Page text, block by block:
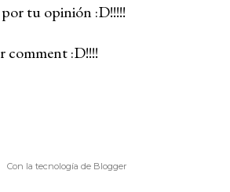
tu opinión :D!!!!!
:D!!!!
Con la tecnología de Blogger